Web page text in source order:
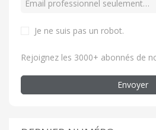
Je ne suis pas un robot.
Rejoignez les 3000+ abonnés de
Envoyer